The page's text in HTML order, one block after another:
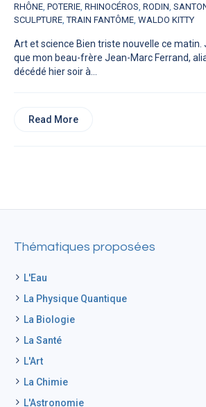
RHÔNE, POTERIE, RHINOCÉROS, RODIN,
SCULPTURE,TRAIN FANTÔME, WALDO KITTY
Art et science Bien triste nouvelle ce matin.
que mon beau-frère Jean-Marc Ferrand,
décédé hier soir à...
Read More
Thématiques proposées
L'Eau
La Physique Quantique
La Biologie
La Santé
L'Art
La Chimie
L'Astronomie